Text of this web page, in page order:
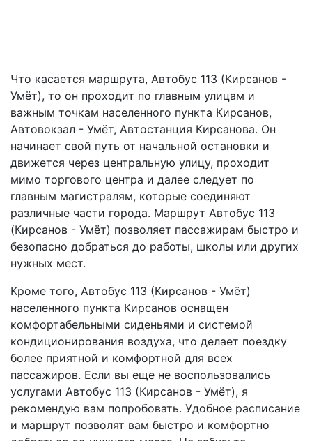
Что касается маршрута, Автобус 113 (Кирсанов -
Умёт), то он проходит по главным улицам и
важным точкам населенного пункта Кирсанов,
Автовокзал - Умёт, Автостанция Кирсанова. Он
начинает свой путь от начальной остановки и
движется через центральную улицу, проходит
мимо торгового центра и далее следует по
главным магистралям, которые соединяют
различные части города. Маршрут Автобус 113
(Кирсанов - Умёт) позволяет пассажирам быстро и
безопасно добраться до работы, школы или других
нужных мест.
Кроме того, Автобус 113 (Кирсанов - Умёт)
населенного пункта Кирсанов оснащен
комфортабельными сиденьями и системой
кондиционирования воздуха, что делает поездку
более приятной и комфортной для всех
пассажиров. Если вы еще не воспользовались
услугами Автобус 113 (Кирсанов - Умёт), я
рекомендую вам попробовать. Удобное расписание
и маршрут позволят вам быстро и комфортно